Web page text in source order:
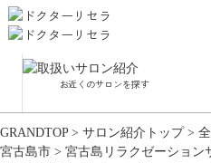
お近くのサロンを探す
GRANDTOP > サロン紹介トップ >
宮古島市 > 宮古島リラクゼーション